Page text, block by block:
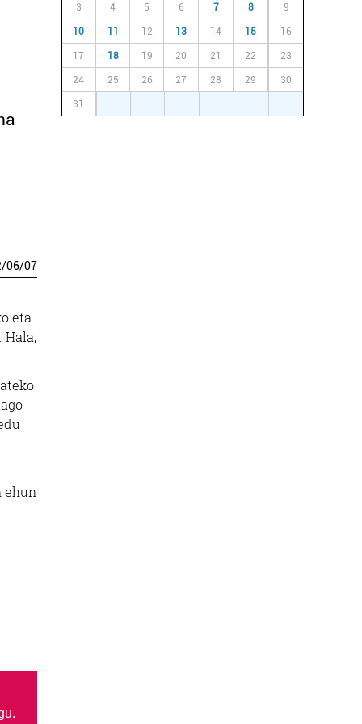
/06/07
eta
Hala,
ehun
3 4 5 6 7 8 9
10 11 12 13 14 15 16
17 18 19 20 21 22 23
24 25 26 27 28 29 30
31